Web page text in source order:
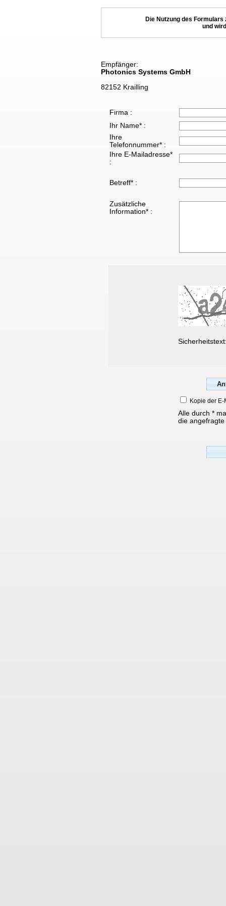
Die Nutzung des
und
Empfänger:
Photonics Systems GmbH
82152 Krailling
Firma :
Ihr Name* :
Ihre
Telefonnummer* :
Ihre E-Mailadresse*
:
Betreff* :
Zusätzliche
Information* :
Kopie der
Alle durch *
die